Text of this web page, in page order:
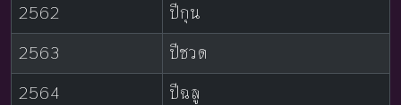
2562
ปีกุน
2563
ปีชวด
2564
ปีฉลู